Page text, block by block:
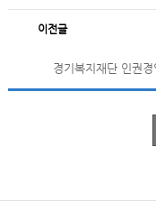
이전글
경기복지재단 인권